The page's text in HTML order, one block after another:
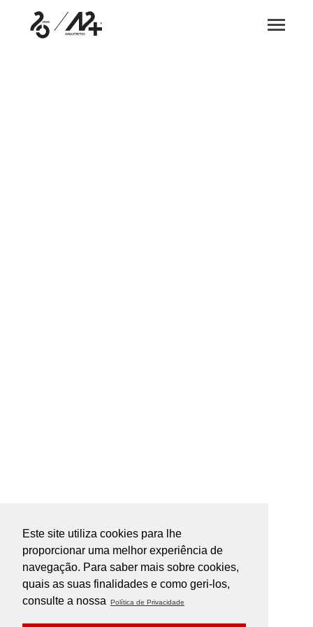
Este site utiliza cookies para lhe
proporcionar uma melhor experiência de
navegação. Para saber mais sobre cookies,
quais as suas finalidades e como geri-los,
consulte a nossa
Política de Privacidade